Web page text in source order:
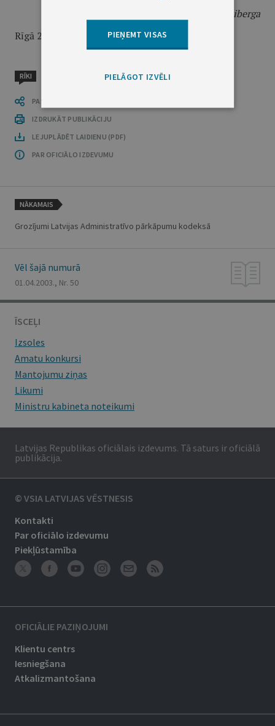
V.Vīķe-Freiberga
Rīgā 2003.gada 1.aprīlī
RĪKI
PASTĀSTI CITIEM
IZDRUKĀT PUBLIKĀCIJU
LEJUPLĀDĒT LAIDIENU (PDF)
PAR OFICIĀLO IZDEVUMU
NĀKAMAIS
Grozījumi Latvijas Administratīvo pārkāpumu kodeksā
Vēl šajā numurā
01.04.2003., Nr. 50
ĪSCEĻI
Izsoles
Amatu konkursi
Mantojumu ziņas
Likumi
Ministru kabineta noteikumi
Latvijas Republikas oficiālais izdevums. Tā saturs ir oficiālā
publikācija.
© VSIA LATVIJAS VĒSTNESIS
Kontakti
Par oficiālo izdevumu
Piekļūstamība
OFICIĀLIE PAZIŅOJUMI
Klientu centrs
Iesniegšana
Atkalizmantošana
PIEŅEMT VISAS
PIELĀGOT IZVĒLI